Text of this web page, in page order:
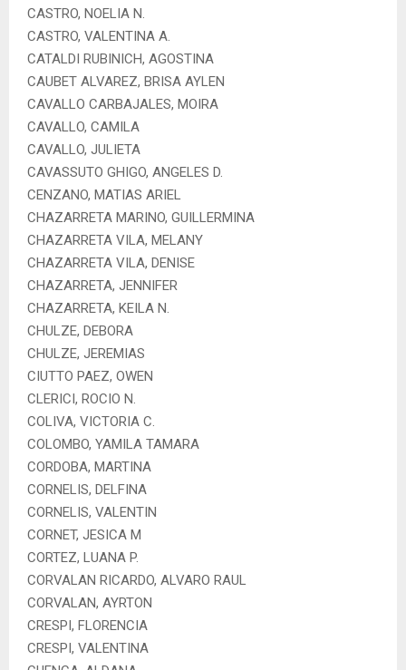
CASTRO, NOELIA N.
CASTRO, VALENTINA A.
CATALDI RUBINICH, AGOSTINA
CAUBET ALVAREZ, BRISA AYLEN
CAVALLO CARBAJALES, MOIRA
CAVALLO, CAMILA
CAVALLO, JULIETA
CAVASSUTO GHIGO, ANGELES D.
CENZANO, MATIAS ARIEL
CHAZARRETA MARINO, GUILLERMINA
CHAZARRETA VILA, MELANY
CHAZARRETA VILA, DENISE
CHAZARRETA, JENNIFER
CHAZARRETA, KEILA N.
CHULZE, DEBORA
CHULZE, JEREMIAS
CIUTTO PAEZ, OWEN
CLERICI, ROCIO N.
COLIVA, VICTORIA C.
COLOMBO, YAMILA TAMARA
CORDOBA, MARTINA
CORNELIS, DELFINA
CORNELIS, VALENTIN
CORNET, JESICA M
CORTEZ, LUANA P.
CORVALAN RICARDO, ALVARO RAUL
CORVALAN, AYRTON
CRESPI, FLORENCIA
CRESPI, VALENTINA